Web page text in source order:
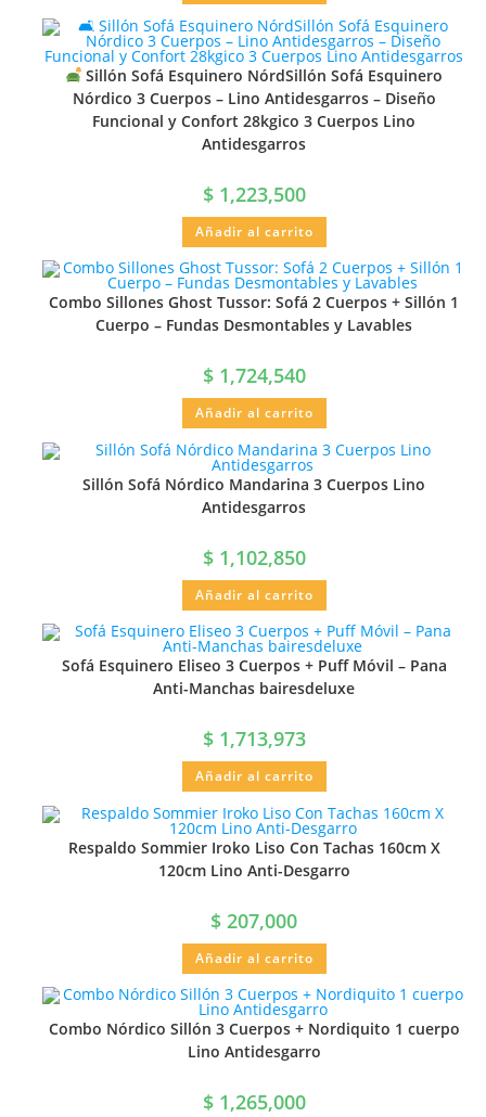
Sillón Sofá Esquinero NórdSillón Sofá Esquinero
Nórdico 3 Cuerpos – Lino Antidesgarros – Diseño
Funcional y Confort 28kgico 3 Cuerpos Lino
Antidesgarros
$1,223,500
Añadir al carrito
Combo Sillones Ghost Tussor: Sofá 2 Cuerpos + Sillón 1
Cuerpo – Fundas Desmontables y Lavables
$1,724,540
Añadir al carrito
Sillón Sofá Nórdico Mandarina 3 Cuerpos Lino
Antidesgarros
$1,102,850
Añadir al carrito
Sofá Esquinero Eliseo 3 Cuerpos + Puff Móvil – Pana
Anti-Manchas bairesdeluxe
$1,713,973
Añadir al carrito
Respaldo Sommier Iroko Liso Con Tachas 160cm X
120cm Lino Anti-Desgarro
$ 207,000
Añadir al carrito
Combo Nórdico Sillón 3 Cuerpos + Nordiquito 1 cuerpo
Lino Antidesgarro
$1,265,000